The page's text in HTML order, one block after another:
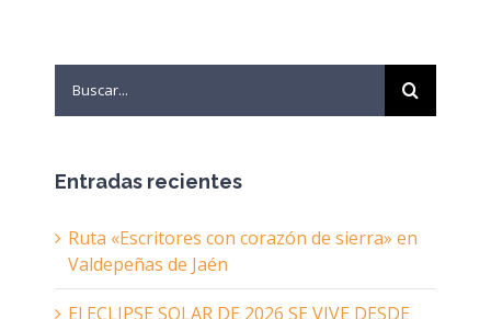
for:
Entradas recientes
Ruta «Escritores con corazón de sierra» en
Valdepeñas de Jaén
El ECLIPSE SOLAR DE 2026 SE VIVE DESDE